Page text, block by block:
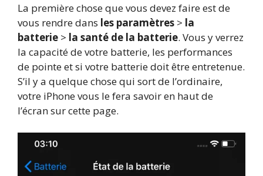
La première chose que vous devez faire est de
vous rendre dans les paramètres > la
batterie > la santé de la batterie. Vous y verrez
la capacité de votre batterie, les performances
de pointe et si votre batterie doit être entretenue.
S’il y a quelque chose qui sort de l’ordinaire,
votre iPhone vous le fera savoir en haut de
l’écran sur cette page.